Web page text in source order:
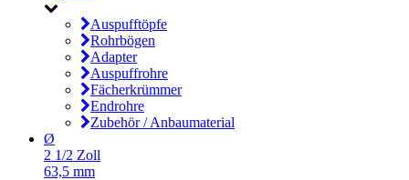
Auspufftöpfe
Rohrbögen
Adapter
Auspuffrohre
Fächerkrümmer
Endrohre
Zubehör / Anbaumaterial
Ø
2 1/2 Zoll
63,5 mm